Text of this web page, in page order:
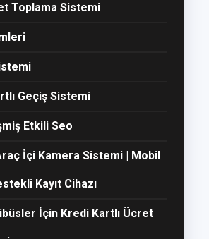
Toplama Sistemi
Geçiş Sistemi
Etkili Seo
İçi Kamera Sistemi | Mobil
Kayıt Cihazı
İçin Kredi Kartlı Ücret